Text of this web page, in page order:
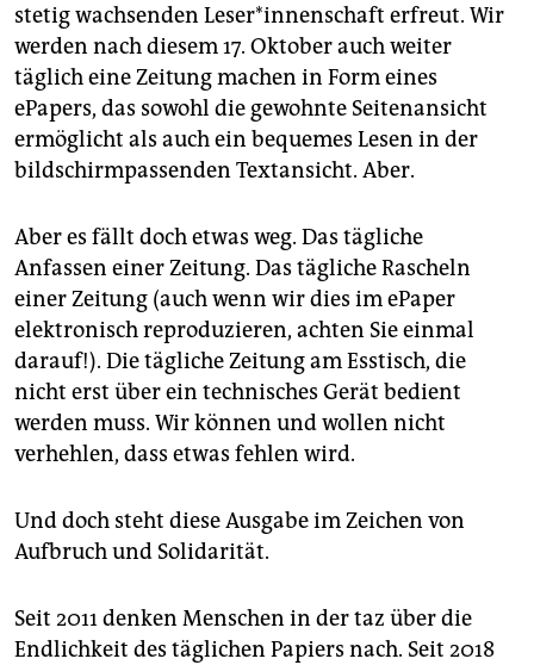
stetig wachsenden Le­se­r*in­nen­schaft erfreut. Wir
werden nach diesem 17. Oktober auch weiter
täglich eine Zeitung machen in Form eines
ePapers, das sowohl die gewohnte Seitenansicht
ermöglicht als auch ein bequemes Lesen in der
bildschirmpassenden Textansicht. Aber.
Aber es fällt doch etwas weg. Das tägliche
Anfassen einer Zeitung. Das tägliche Rascheln
einer Zeitung (auch wenn wir dies im ePaper
elektronisch reproduzieren, achten Sie einmal
darauf!). Die tägliche Zeitung am Esstisch, die
nicht erst über ein technisches Gerät bedient
werden muss. Wir können und wollen nicht
verhehlen, dass etwas fehlen wird.
Und doch steht diese Ausgabe im Zeichen von
Aufbruch und Solidarität.
Seit 2011 denken Menschen in der taz über die
Endlichkeit des täglichen Papiers nach. Seit 2018